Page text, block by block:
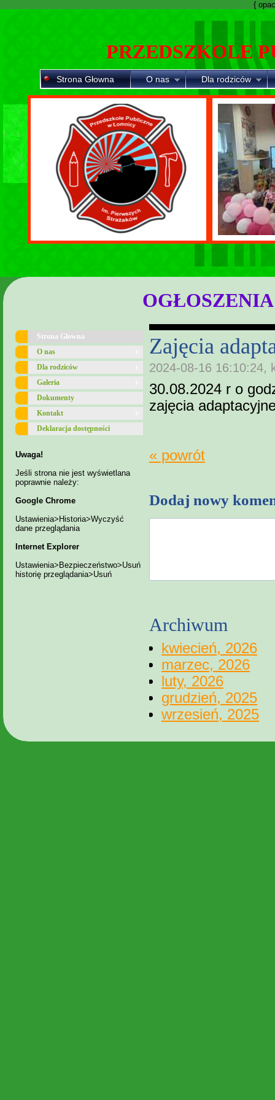
{
PRZEDSZKOLE
Strona Głowna O nas Dla rodziców
Strona Głowna
O nas
Dla rodziców
Galeria
Dokumenty
Kontakt
Deklaracja dostępności
Uwaga!
Jeśli strona nie jest wyświetlana
poprawnie należy:
Google Chrome
Ustawienia>Historia>Wyczyść
dane przeglądania
Internet Explorer
Ustawienia>Bezpieczeństwo>Usuń
historię przeglądania>Usuń
Zajęcia
2024-08-16 16:10:24,
30.08.2024 r o
zajęcia
« powrót
Dodaj nowy
Archiwum
kwiecień, 2026
marzec, 2026
luty, 2026
grudzień, 2025
wrzesień, 2025